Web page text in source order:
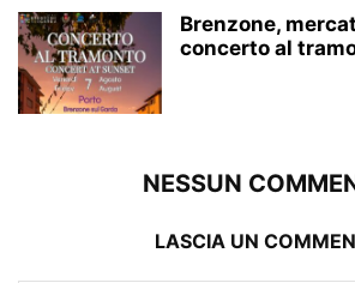
Brenzone,
concerto al
NESSUN
LASCIA UN